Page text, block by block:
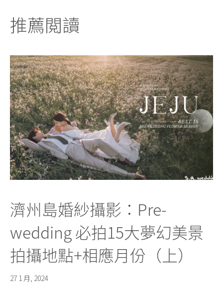
推薦閲讀
27 1 月, 2024
濟州島婚紗攝影：Pre-
wedding 必拍15大夢幻美景
拍攝地點+相應月份（上）